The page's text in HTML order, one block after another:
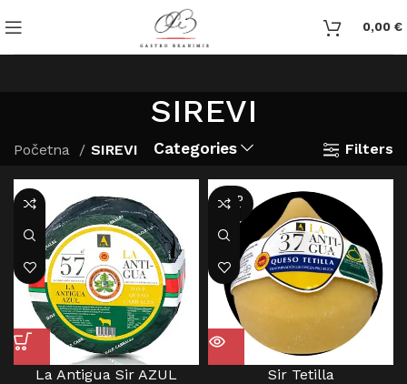
0,00 €
SIREVI
Categories
Početna SIREVI Filters
La Antigua Sir AZUL
SOLD
OUT
Sir Tetilla